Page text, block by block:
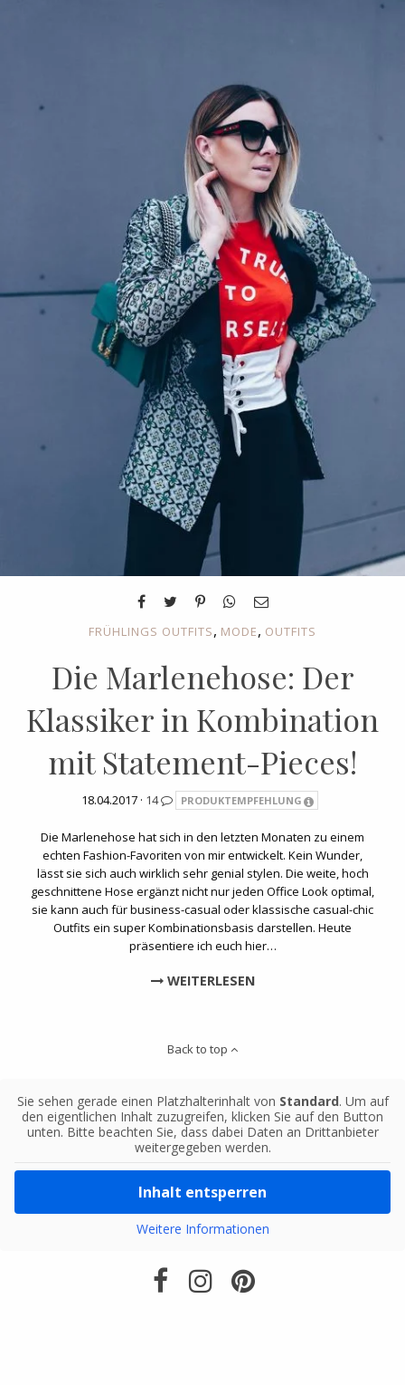
FRÜHLINGS OUTFITS, MODE, OUTFITS
Die Marlenehose: Der
Klassiker in Kombination
mit Statement-Pieces!
18.04.2017 · 14 PRODUKTEMPFEHLUNG
Die Marlenehose hat sich in den letzten Monaten zu einem
echten Fashion-Favoriten von mir entwickelt. Kein Wunder,
lässt sie sich auch wirklich sehr genial stylen. Die weite, hoch
geschnittene Hose ergänzt nicht nur jeden Office Look optimal,
sie kann auch für business-casual oder klassische casual-chic
Outfits ein super Kombinationsbasis darstellen. Heute
präsentiere ich euch hier…
WEITERLESEN
Back to top
Sie sehen gerade einen Platzhalterinhalt von Standard. Um auf
den eigentlichen Inhalt zuzugreifen, klicken Sie auf den Button
unten. Bitte beachten Sie, dass dabei Daten an Drittanbieter
weitergegeben werden.
Inhalt entsperren
Weitere Informationen